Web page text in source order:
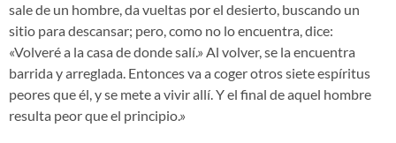
sale de un hombre, da vueltas por el desierto, buscando un
sitio para descansar; pero, como no lo encuentra, dice:
«Volveré a la casa de donde salí.» Al volver, se la encuentra
barrida y arreglada. Entonces va a coger otros siete espíritus
peores que él, y se mete a vivir allí. Y el final de aquel hombre
resulta peor que el principio.»